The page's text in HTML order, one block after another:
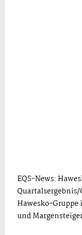
EQS-News:
Hawesko-
und